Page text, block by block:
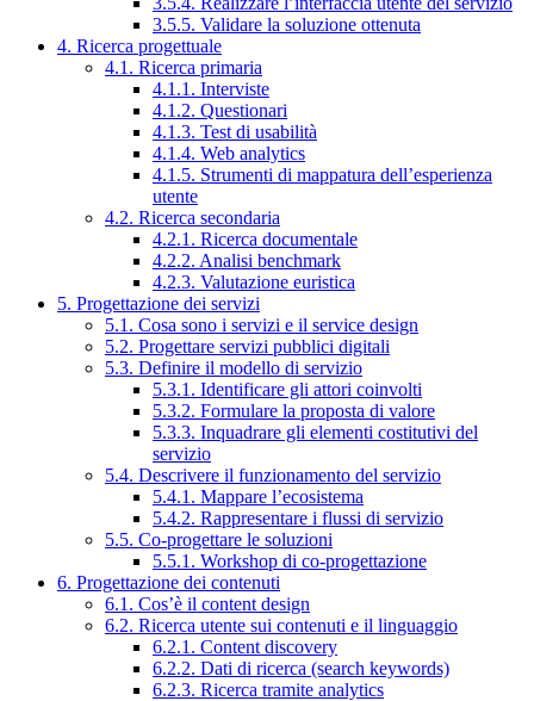
3.5.5. Validare la soluzione ottenuta
4. Ricerca progettuale
4.1. Ricerca primaria
4.1.1. Interviste
4.1.2. Questionari
4.1.3. Test di usabilità
4.1.4. Web analytics
4.1.5. Strumenti di mappatura dell’esperienza
utente
4.2. Ricerca secondaria
4.2.1. Ricerca documentale
4.2.2. Analisi benchmark
4.2.3. Valutazione euristica
5. Progettazione dei servizi
5.1. Cosa sono i servizi e il service design
5.2. Progettare servizi pubblici digitali
5.3. Definire il modello di servizio
5.3.1. Identificare gli attori coinvolti
5.3.2. Formulare la proposta di valore
5.3.3. Inquadrare gli elementi costitutivi del
servizio
5.4. Descrivere il funzionamento del servizio
5.4.1. Mappare l’ecosistema
5.4.2. Rappresentare i flussi di servizio
5.5. Co-progettare le soluzioni
5.5.1. Workshop di co-progettazione
6. Progettazione dei contenuti
6.1. Cos’è il content design
6.2. Ricerca utente sui contenuti e il linguaggio
6.2.1. Content discovery
6.2.2. Dati di ricerca (search keywords)
6.2.3. Ricerca tramite analytics